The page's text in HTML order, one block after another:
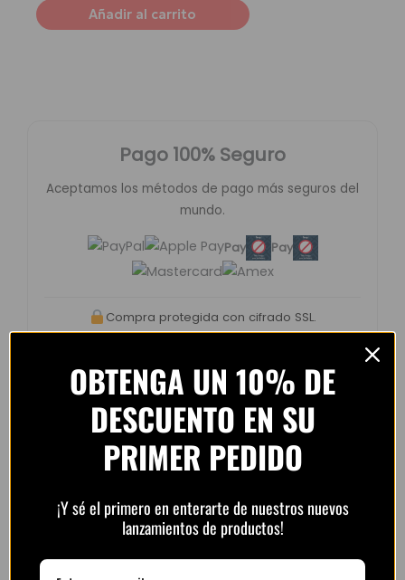
Añadir al carrito
Pago 100% Seguro
Aceptamos los métodos de pago más seguros del
mundo.
Pay Pay
Compra protegida con cifrado SSL.
Opiniones de clientes –
PlayFutbol
opiniones
OBTENGA UN 10% DE
DESCUENTO EN SU
PRIMER PEDIDO
¡Y sé el primero en enterarte de nuestros nuevos
lanzamientos de productos!